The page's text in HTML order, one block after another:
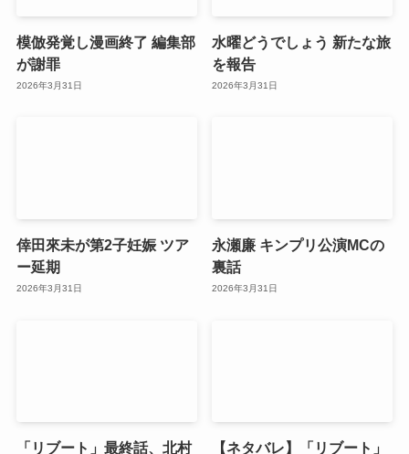
模倣発覚し漫画終了 編集部
が謝罪
2026年3月31日
水曜どうでしょう 新たな旅
を報告
2026年3月31日
倖田來未が第2子妊娠 ツア
ー延期
2026年3月31日
永瀬廉 キンプリ公演MCの
裏話
2026年3月31日
「リブート」最終話、北村
【ネタバレ】「リブート」